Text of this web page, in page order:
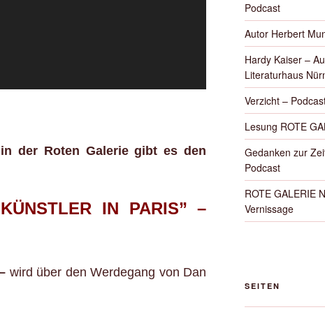
der Roten Galerie gibt es den
IN PARIS” –
wird über den Werdegang von Dan
Podcast
Autor Herbert
Hardy Kaiser –
Literaturhaus
Verzicht –
Lesung ROTE
Gedanken zur
Podcast
ROTE GALERIE
Vernissage
SEITEN